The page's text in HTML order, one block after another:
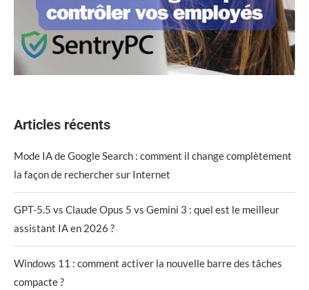
Articles récents
Mode IA de Google Search : comment il change complètement
la façon de rechercher sur Internet
GPT-5.5 vs Claude Opus 5 vs Gemini 3 : quel est le meilleur
assistant IA en 2026 ?
Windows 11 : comment activer la nouvelle barre des tâches
compacte ?